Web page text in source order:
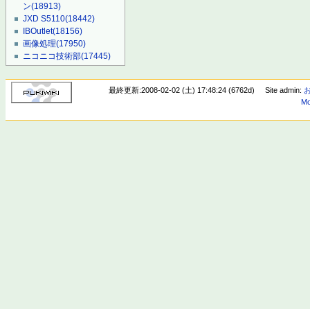
ン(18913)
JXD S5110(18442)
IBOutlet(18156)
画像処理(17950)
ニコニコ技術部(17445)
最終更新:2008-02-02 (土) 17:48:24 (6762d) Site admin: